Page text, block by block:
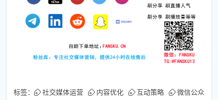
标签： 社交媒体运营 内容优化 互动策略
微信公众